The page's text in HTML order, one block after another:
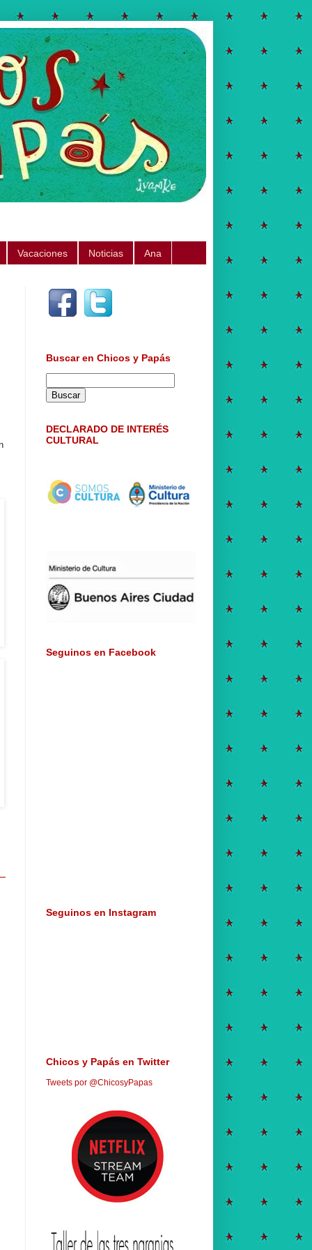
Vacaciones Noticias Ana
Buscar en Chicos y Papás
DECLARADO DE INTERÉS
CULTURAL
Seguinos en Facebook
Seguinos en Instagram
Chicos y Papás en Twitter
Tweets por @ChicosyPapas